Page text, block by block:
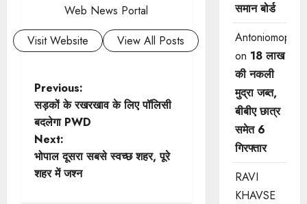
Web News Portal
Visit Website
View All Posts
P
o
s
t
Previous:
सड़कों के रखरखाव के लिए पॉलिसी
बदलेगा PWD
Next:
भोपाल दूसरा सबसे स्वच्छ शहर, पूरे
शहर में जश्न
समान बोर्ड
Antoniomop
on 18 लाख
की नकली
मुद्रा जब्त,
बीबीए छात्र
समेत 6
गिरफ्तार
RAVI
KHAVSE